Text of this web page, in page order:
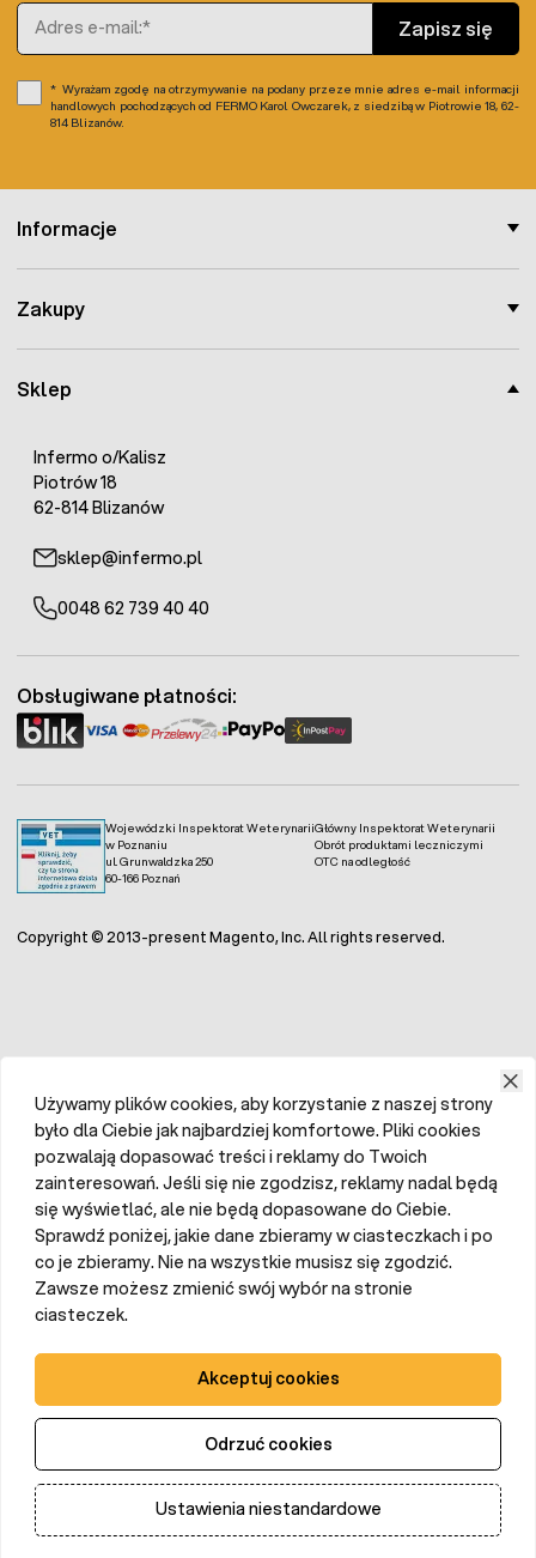
Ilość
Sklep
Infermo o/Kalisz
Piotrów 18
62-814 Blizanów
sklep@infermo.pl
0048 62 739 40 40
Informacje
Zakupy
Adres e-mail
Zapisz się
Wyrażam zgodę na otrzymywanie na podany przeze mnie adres e-mail informacji
handlowych pochodzących od FERMO Karol Owczarek, z siedzibą w Piotrowie 18, 62-
814 Blizanów.
Wojewódzki Inspektorat Weterynarii
w Poznaniu
ul. Grunwaldzka 250
60-166 Poznań
Główny Inspektorat Weterynarii
Obrót produktami leczniczymi
OTC na odległość
Obsługiwane płatności:
Copyright © 2013-present Magento, Inc. All rights reserved.
Używamy plików cookies, aby korzystanie z naszej strony
było dla Ciebie jak najbardziej komfortowe. Pliki cookies
pozwalają dopasować treści i reklamy do Twoich
zainteresowań. Jeśli się nie zgodzisz, reklamy nadal będą
się wyświetlać, ale nie będą dopasowane do Ciebie.
Sprawdź poniżej, jakie dane zbieramy w ciasteczkach i po
co je zbieramy. Nie na wszystkie musisz się zgodzić.
Zawsze możesz zmienić swój wybór na stronie
ciasteczek.
Akceptuj cookies
Odrzuć cookies
Ustawienia niestandardowe